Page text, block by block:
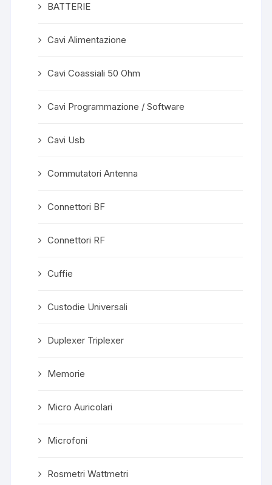
BATTERIE
Cavi Alimentazione
Cavi Coassiali 50 Ohm
Cavi Programmazione / Software
Cavi Usb
Commutatori Antenna
Connettori BF
Connettori RF
Cuffie
Custodie Universali
Duplexer Triplexer
Memorie
Micro Auricolari
Microfoni
Rosmetri Wattmetri